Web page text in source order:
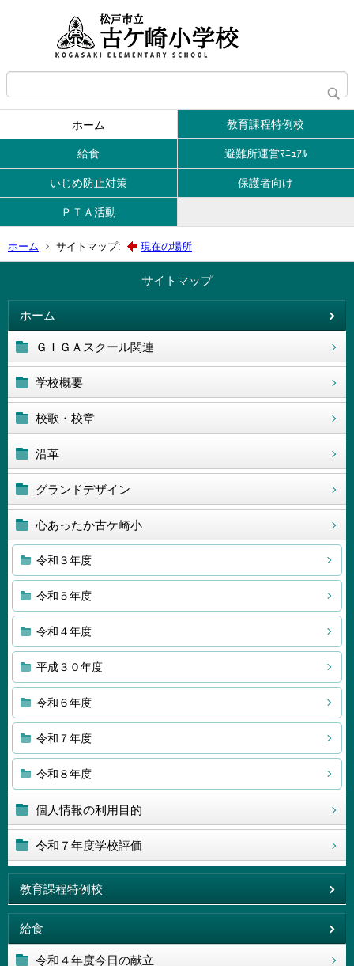
ホーム 教育課程特例校
給食 避難所運営ﾏﾆｭｱﾙ
いじめ防止対策 保護者向け
ＰＴＡ活動
ホーム サイトマップ: 現在の場所
サイトマップ
ホーム
ＧＩＧＡスクール関連
学校概要
校歌・校章
沿革
グランドデザイン
心あったか古ケ崎小
令和３年度
令和５年度
令和４年度
平成３０年度
令和６年度
令和７年度
令和８年度
個人情報の利用目的
令和７年度学校評価
教育課程特例校
給食
令和４年度今日の献立